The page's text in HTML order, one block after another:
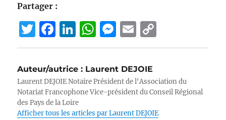
Partager :
T
w
it
te
r
F
a
c
e
b
o
Li
n
e
d
I
W
h
s
A
p
M
e
ss
e
n
g
E
m
ai
l
o
y
Li
n
Auteur/autrice : Laurent DEJOIE
Laurent DEJOIE Notaire Président de l'Association du
Notariat Francophone Vice-président du Conseil Régional
des Pays de la Loire
Afficher tous les articles par Laurent DEJOIE